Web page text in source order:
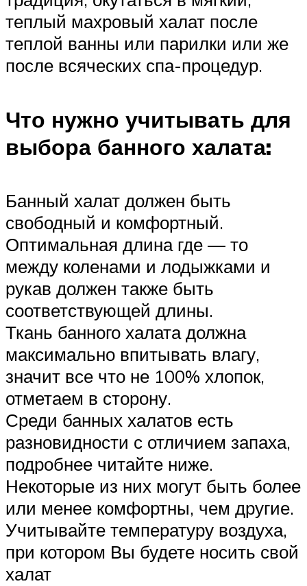
теплый махровый халат после
теплой ванны или парилки или же
после всяческих спа-процедур.
Что нужно учитывать для
выбора банного халата:
Банный халат должен быть
свободный и комфортный.
Оптимальная длина где — то
между коленами и лодыжками и
рукав должен также быть
соответствующей длины.
Ткань банного халата должна
максимально впитывать влагу,
значит все что не 100% хлопок,
отметаем в сторону.
Среди банных халатов есть
разновидности с отличием запаха,
подробнее читайте ниже.
Некоторые из них могут быть более
или менее комфортны, чем другие.
Учитывайте температуру воздуха,
при котором Вы будете носить свой
халат